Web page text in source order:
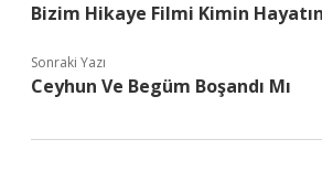
Bizim Hikaye Filmi Kimin
Sonraki Yazı
Ceyhun Ve Begüm Boşandı Mı